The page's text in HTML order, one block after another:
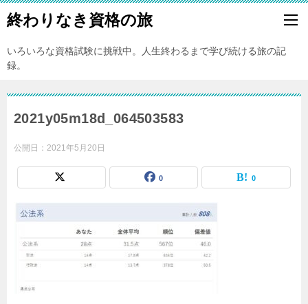
終わりなき資格の旅
いろいろな資格試験に挑戦中。人生終わるまで学び続ける旅の記
録。
2021y05m18d_064503583
公開日： 2021年5月20日
0 0